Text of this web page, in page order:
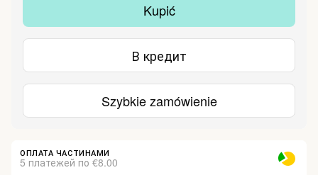
Kupić
В кредит
Szybkie zamówienie
ОПЛАТА ЧАСТИНАМИ
5 платежей по €8.00